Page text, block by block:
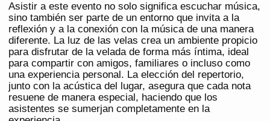
Asistir a este evento no solo significa escuchar música,
sino también ser parte de un entorno que invita a la
reflexión y a la conexión con la música de una manera
diferente. La luz de las velas crea un ambiente propicio
para disfrutar de la velada de forma más íntima, ideal
para compartir con amigos, familiares o incluso como
una experiencia personal. La elección del repertorio,
junto con la acústica del lugar, asegura que cada nota
resuene de manera especial, haciendo que los
asistentes se sumerjan completamente en la